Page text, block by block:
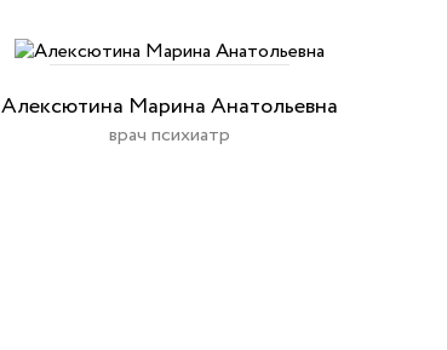
Алексютина Марина Анатольевна
врач психиатр